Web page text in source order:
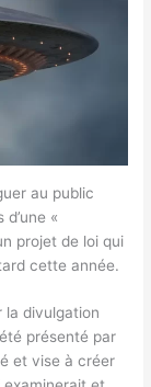
au public
«
projet de loi qui
cette année.
la divulgation
présenté par
et vise à créer